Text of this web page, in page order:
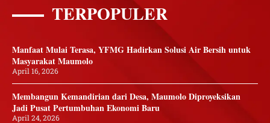
TERPOPULER
Manfaat Mulai Terasa, YFMG Hadirkan Solusi Air Bersih untuk
Masyarakat Maumolo
April 16, 2026
Membangun Kemandirian dari Desa, Maumolo Diproyeksikan
Jadi Pusat Pertumbuhan Ekonomi Baru
April 24, 2026